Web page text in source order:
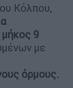
Κόλπου,
9
με
όρμους.